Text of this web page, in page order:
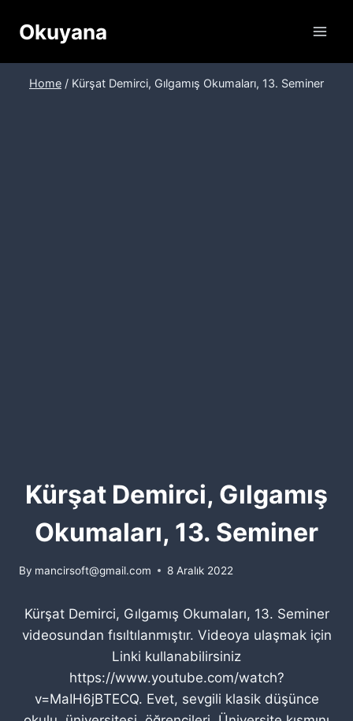
Okuyana
Home / Kürşat Demirci, Gılgamış Okumaları, 13. Seminer
Kürşat Demirci, Gılgamış
Okumaları, 13. Seminer
By mancirsoft@gmail.com 8 Aralık 2022
Kürşat Demirci, Gılgamış Okumaları, 13. Seminer
videosundan fısıltılanmıştır. Videoya ulaşmak için
Linki kullanabilirsiniz
https://www.youtube.com/watch?
v=MaIH6jBTECQ. Evet, sevgili klasik düşünce